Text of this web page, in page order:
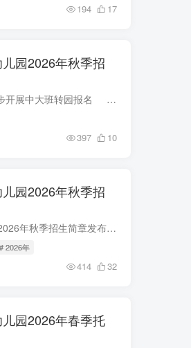
194 17
园2026年秋季招
大兴十幼招生开始啦 同步开展中大班转园报名 ✦ ✦ ✦ 每一个孩子都是一颗独特的种子， 我们愿做那缕温暖的阳光和滋润的雨露。 ABOUT US 大...
397 10
园2026年秋季招
北京市大兴区第二幼儿园2026年秋季招生简章发布了，北京市大兴区第二幼儿园是一所公办幼儿园（公立幼儿园） 大兴二幼总园招生简章 大兴二幼融汇分园招生简章...
# 2026年
414 32
园2026年春季托